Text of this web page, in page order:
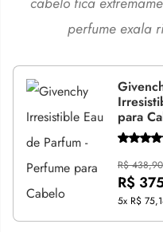
perfume exala
para
R$ 438,90
R$
5x R$